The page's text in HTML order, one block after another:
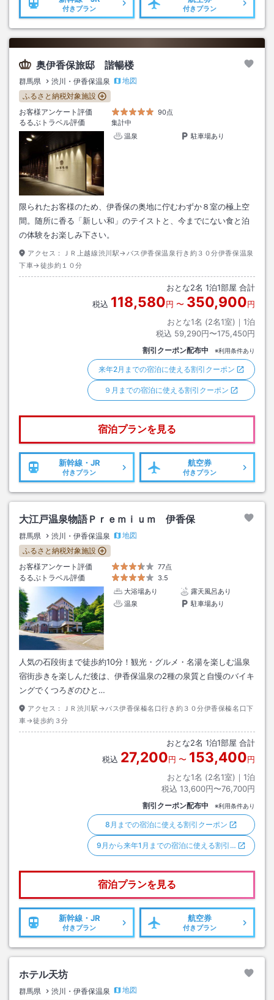
付きプラン 付きプラン
奥伊香保旅邸 諧暢楼
群馬県 渋川・伊香保温泉
地図
ふるさと納税対象施設
お客様アンケート評価
90点
るるぶトラベル評価
集計中
温泉
駐車場あり
限られたお客様のため、伊香保の奥地に佇むわずか８室の極上空
間。随所に香る「新しい和」のテイストと、今までにない食と泊
の体験をお楽しみ下さい。
アクセス：
ＪＲ上越線渋川駅→バス伊香保温泉行き約３０分伊香保温泉
下車→徒歩約１０分
おとな2名 1泊1部屋 合計
税込 118,580円 〜 350,900円
おとな1名 (2名1室)｜ 1泊
税込 59,290円〜175,450円
割引クーポン配布中 ※利用条件あり
来年2月までの宿泊に使える割引クーポン
９月までの宿泊に使える割引クーポン
宿泊プランを見る
新幹線・JR
付きプラン
航空券
付きプラン
大江戸温泉物語Ｐｒｅｍｉｕｍ 伊香保
群馬県 渋川・伊香保温泉
地図
ふるさと納税対象施設
お客様アンケート評価
77点
るるぶトラベル評価
3.5
大浴場あり
露天風呂あり
温泉
駐車場あり
人気の石段街まで徒歩約10分！観光・グルメ・名湯を楽しむ温泉
宿街歩きを楽しんだ後は、伊香保温泉の2種の泉質と自慢のバイキ
ングでくつろぎのひと…
アクセス：
ＪＲ渋川駅→バス伊香保榛名口行き約３０分伊香保榛名口下
車→徒歩約３分
おとな2名 1泊1部屋 合計
税込 27,200円 〜 153,400円
おとな1名 (2名1室)｜ 1泊
税込 13,600円〜76,700円
割引クーポン配布中 ※利用条件あり
8月までの宿泊に使える割引クーポン
9月から来年1月までの宿泊に使える割引…
宿泊プランを見る
新幹線・JR
付きプラン
航空券
付きプラン
ホテル天坊
群馬県 渋川・伊香保温泉
地図